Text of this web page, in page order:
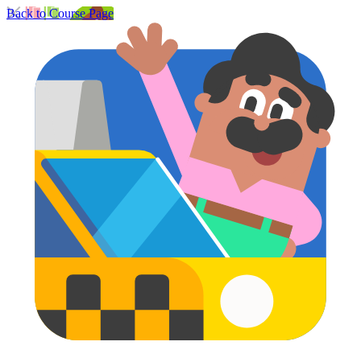
Back to Course Page